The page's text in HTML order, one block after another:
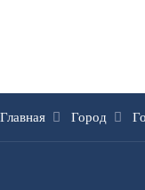
Главная Город